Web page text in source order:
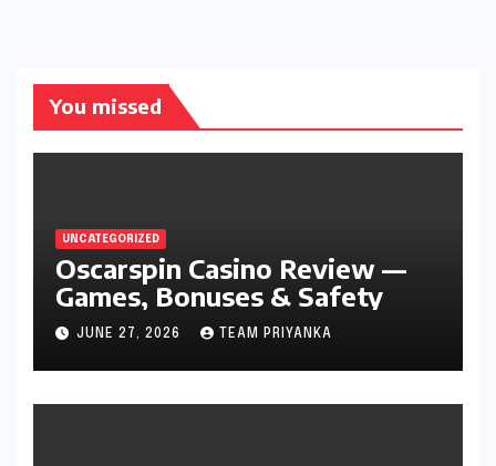
You missed
UNCATEGORIZED
Oscarspin Casino Review —
Games, Bonuses & Safety
JUNE 27, 2026 TEAM PRIYANKA